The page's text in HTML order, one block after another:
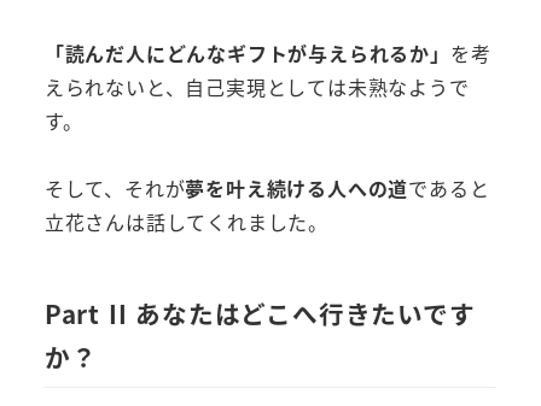
「読んだ人にどんなギフトが与えられるか」 を考
えられないと、自己実現としては未熟なようで
す。
そして、それが夢を叶え続ける人への道であると
立花さんは話してくれました。
Part II あなたはどこへ行きたいです
か？